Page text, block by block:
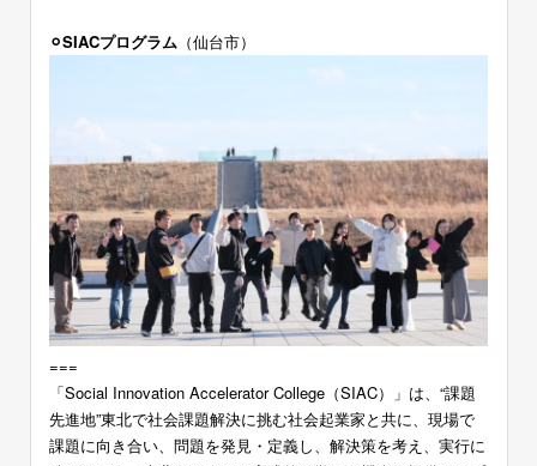
⚪︎SIACプログラム （仙台市）
===
「Social Innovation Accelerator College（SIAC）」は、“課題
先進地”東北で社会課題解決に挑む社会起業家と共に、現場で
課題に向き合い、問題を発見・定義し、解決策を考え、実行に